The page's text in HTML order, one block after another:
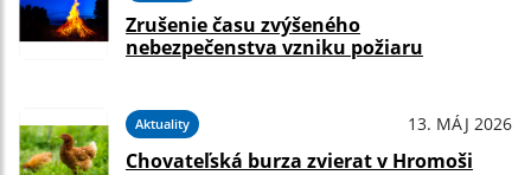
Zrušenie času zvýšeného
nebezpečenstva vzniku požiaru
Aktuality 13. MÁJ 2026
Chovateľská burza zvierat v Hromoši